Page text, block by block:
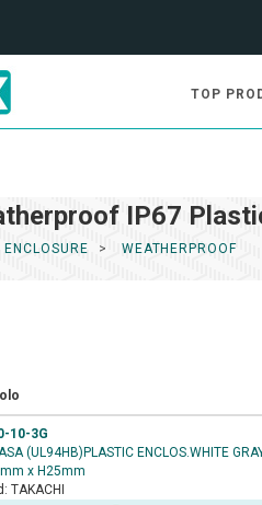
TOP
IP67
ENCLOSURE WEATHERPROOF
10-3G
(UL94HB)PLASTIC ENCLOS.WHITE
x H25mm
TAKACHI